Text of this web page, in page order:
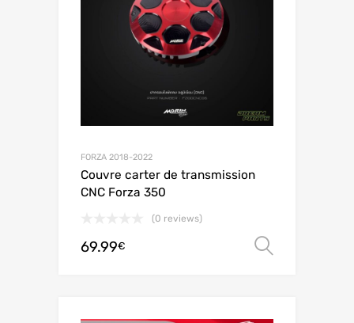
FORZA 2018-2022
Couvre carter de transmission
CNC Forza 350
(0 reviews)
69.99€